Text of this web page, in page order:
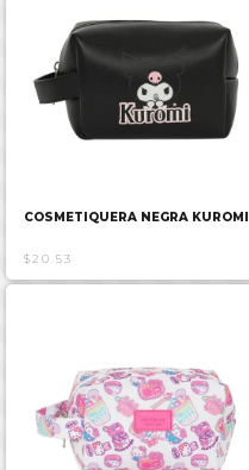
COSMETIQUERA NEGRA KUROMI
$20.53